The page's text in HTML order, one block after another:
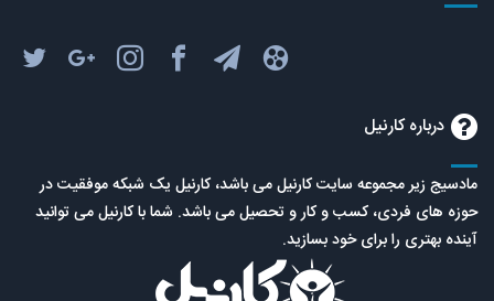
درباره کارنیل
مادسیج زیر مجموعه سایت کارنیل می باشد، کارنیل یک شبکه موفقیت در
حوزه های فردی، کسب و کار و تحصیل می باشد. شما با کارنیل می توانید
آینده بهتری را برای خود بسازید.